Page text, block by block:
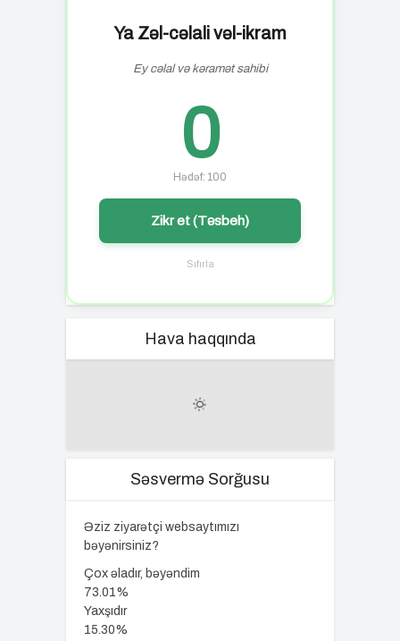
Ya Zəl-cəlali vəl-ikram
Ey cəlal və kəramət sahibi
0
Hədəf: 100
Zikr et (Təsbeh)
Sıfırla
Hava haqqında
Səsvermə Sorğusu
Əziz ziyarətçi websaytımızı
bəyənirsiniz?
Çox əladır, bəyəndim
73.01%
Yaxşıdır
15.30%